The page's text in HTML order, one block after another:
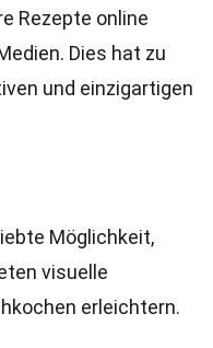
Rezepte online
Dies hat zu
und einzigartigen
Möglichkeit,
visuelle
erleichtern.